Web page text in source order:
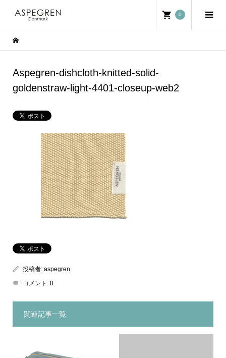
0
Aspegren-dishcloth-knitted-solid-
goldenstraw-light-4401-closeup-web2
投稿者: aspegren
コメント: 0
関連記事一覧